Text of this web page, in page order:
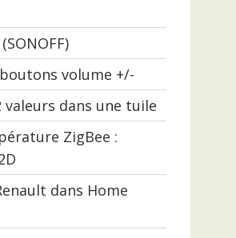
volume +/-
valeurs dans une tuile
ZigBee :
dans Home